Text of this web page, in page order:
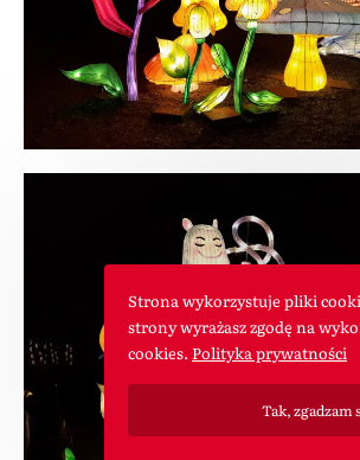
Strona wykorzystuje pliki
strony wyrażasz zgodę na
cookies. Polityka prywatności
Tak, zgadzam